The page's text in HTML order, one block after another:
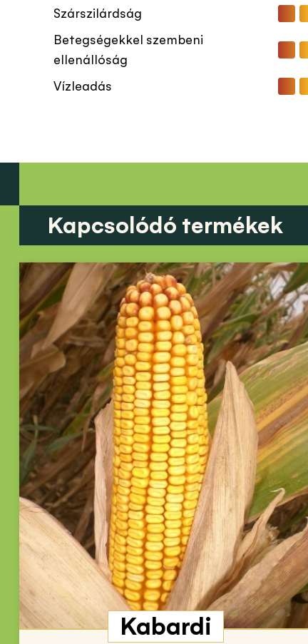
Szárszilárdság
Betegségekkel szembeni
ellenállóság
Vízleadás
Kapcsolódó termékek
Kabardi